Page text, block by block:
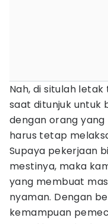
Nah, di situlah
saat ditunjuk untuk
dengan orang yang
harus tetap
Supaya pekerjaan
mestinya, maka
yang membuat
nyaman. Dengan
kemampuan